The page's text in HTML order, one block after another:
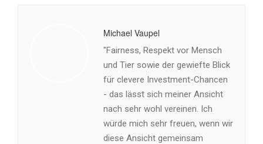
Michael Vaupel
"Fairness, Respekt vor Mensch
und Tier sowie der gewiefte Blick
für clevere Investment-Chancen
- das lässt sich meiner Ansicht
nach sehr wohl vereinen. Ich
würde mich sehr freuen, wenn wir
diese Ansicht gemeinsam